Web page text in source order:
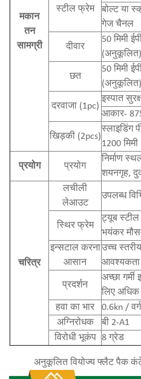
मकान
तन
सामग्री
स्टील फ्रेम
बोल्ट या
गेज चैनल
दीवार
50 मिमी
(अनुकूलित)
छत
50 मिमी
(अनुकूलित)
दरवाजा (1pc)
इस्पात
आकार-
खिड़की (2pcs)
स्लाइडिंग
1200
प्रयोग प्रयोग
निर्माण
शयनगृह,
चरित्र
लचीली
लेआउट
उपलब्ध
स्थिर फ्रेम
ट्यूब
भयंकर
इन्सटाल करना
आसान
उच्च
आवश्यकता
प्रदर्शन
अच्छा
लिए
हवा का भार
0.6kn /
अग्निरोधक
बी 2-A1
विरोधी भूकंप 8 ग्रेड
अनुकूलित वियोज्य फ्लैट पैक